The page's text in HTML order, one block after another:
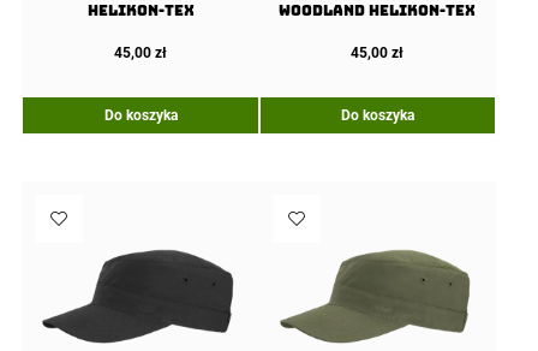
Helikon-Tex
45,00zł
Do koszyka
Woodland Helikon-Tex
45,00zł
Do koszyka